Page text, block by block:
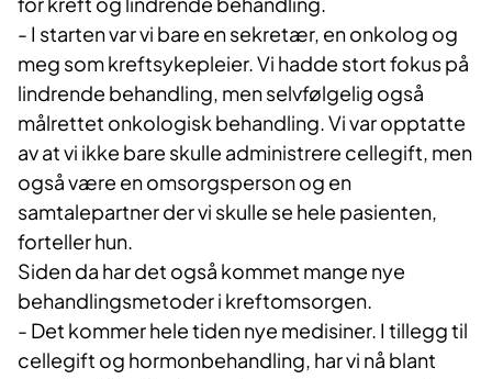
- I starten var vi bare en sekretær, en onkolog og
meg som kreftsykepleier. Vi hadde stort fokus på
lindrende behandling, men selvfølgelig også
målrettet onkologisk behandling. Vi var opptatte
av at vi ikke bare skulle administrere cellegift, men
også være en omsorgsperson og en
samtalepartner der vi skulle se hele pasienten,
forteller hun.
Siden da har det også kommet mange nye
behandlingsmetoder i kreftomsorgen.
- Det kommer hele tiden nye medisiner. I tillegg til
cellegift og hormonbehandling, har vi nå blant